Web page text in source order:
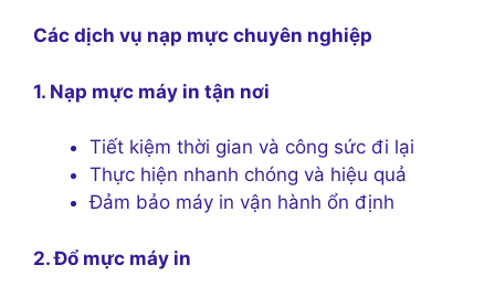
Các dịch vụ nạp mực chuyên nghiệp
1. Nạp mực máy in tận nơi
Tiết kiệm thời gian và công sức đi lại
Thực hiện nhanh chóng và hiệu quả
Đảm bảo máy in vận hành ổn định
2. Đổ mực máy in